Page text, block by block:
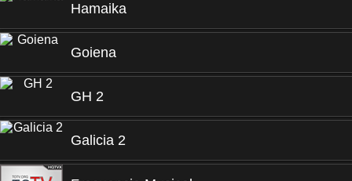
Hamaika
Goiena
GH 2
Galicia 2